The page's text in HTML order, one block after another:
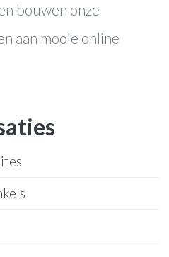
bouwen onze
aan mooie online